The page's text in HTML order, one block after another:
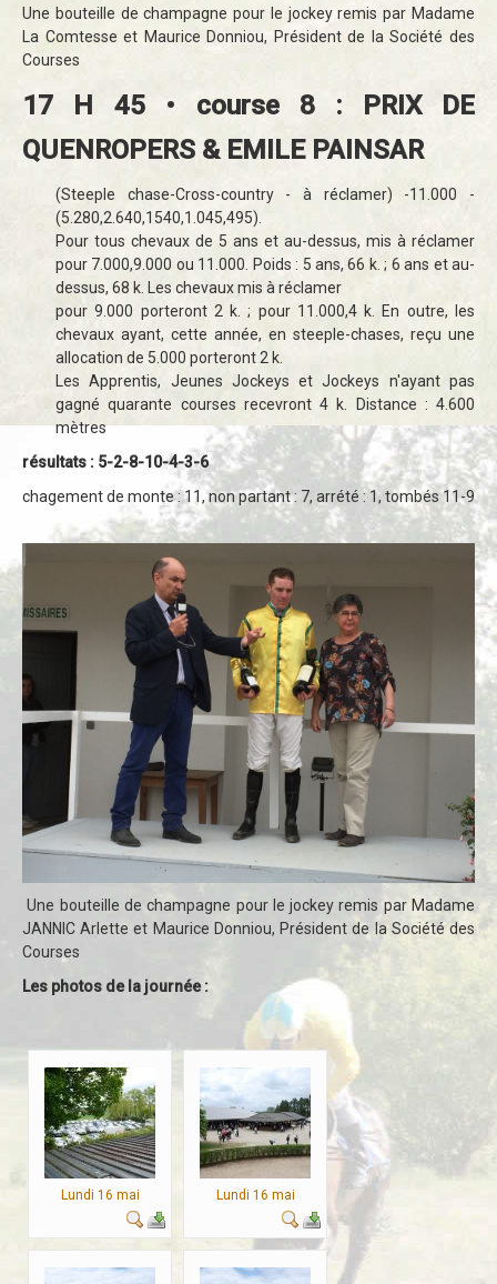
Une bouteille de champagne pour le jockey remis par Madame
La Comtesse et Maurice Donniou, Président de la Société des
Courses
17 H 45 • course 8 : PRIX DE
QUENROPERS & EMILE PAINSAR
(Steeple chase-Cross-country - à réclamer) -11.000 -
(5.280,2.640,1540,1.045,495).
Pour tous chevaux de 5 ans et au-dessus, mis à réclamer
pour 7.000,9.000 ou 11.000. Poids : 5 ans, 66 k. ; 6 ans et au-
dessus, 68 k. Les chevaux mis à réclamer
pour 9.000 porteront 2 k. ; pour 11.000,4 k. En outre, les
chevaux ayant, cette année, en steeple-chases, reçu une
allocation de 5.000 porteront 2 k.
Les Apprentis, Jeunes Jockeys et Jockeys n'ayant pas
gagné quarante courses recevront 4 k. Distance : 4.600
mètres
résultats : 5-2-8-10-4-3-6
chagement de monte : 11, non partant : 7, arrété : 1, tombés 11-9
Une bouteille de champagne pour le jockey remis par Madame
JANNIC Arlette et Maurice Donniou, Président de la Société des
Courses
Les photos de la journée :
Lundi 16 mai Lundi 16 mai